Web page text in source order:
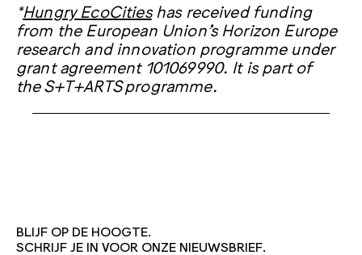
*Hungry EcoCitieshas received funding
from the European Union’s Horizon Europe
research and innovation programme under
grant agreement 101069990. It is part of
the S+T+ARTS programme.
BLIJF OP DE HOOGTE.
SCHRIJF JE IN VOOR ONZE NIEUWSBRIEF.